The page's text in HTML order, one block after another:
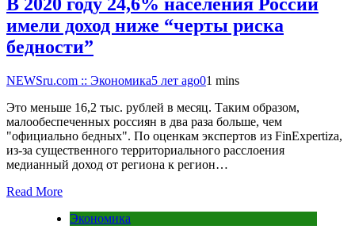
имели доход ниже “черты риска
бедности”
NEWSru.com :: Экономика5 лет ago01 mins
Это меньше 16,2 тыс. рублей в месяц. Таким образом,
малообеспеченных россиян в два раза больше, чем
"официально бедных". По оценкам экспертов из FinExpertiza,
из-за существенного территориального расслоения
медианный доход от региона к регион…
Read More
Экономика